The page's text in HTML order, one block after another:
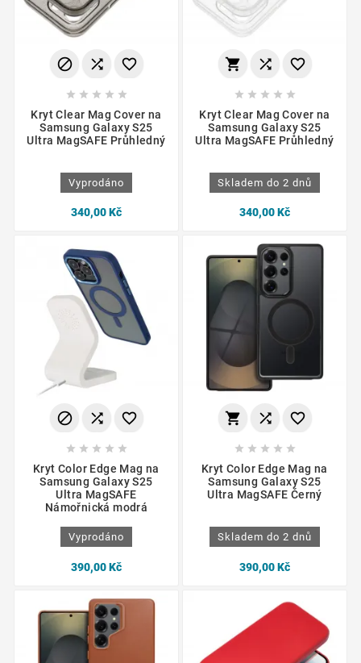
  
    
Kryt Clear Mag Cover na
Samsung Galaxy S25
Ultra MagSAFE Průhledný
Vyprodáno
340,00 Kč
  
    
Kryt Clear Mag Cover na
Samsung Galaxy S25
Ultra MagSAFE Průhledný
Skladem do 2 dnů
340,00 Kč
  
    
Kryt Color Edge Mag na
Samsung Galaxy S25
Ultra MagSAFE
Námořnická modrá
Vyprodáno
390,00 Kč
  
    
Kryt Color Edge Mag na
Samsung Galaxy S25
Ultra MagSAFE Černý
Skladem do 2 dnů
390,00 Kč